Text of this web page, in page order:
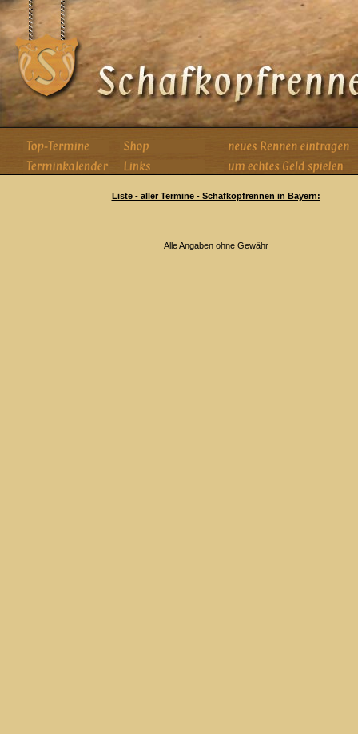
Liste - aller Termine - Schafkopfrennen in Bayern:
Alle Angaben ohne Gewähr